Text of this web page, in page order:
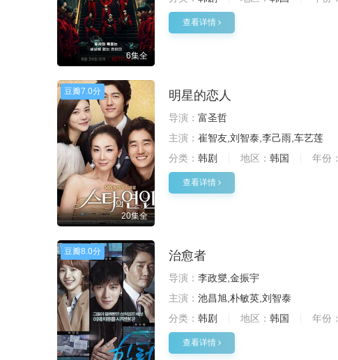
6集全
查看详情
豆瓣7.0分
20集全
明星的恋人
导演： 富圣哲
主演： 崔智友,刘智泰,李己雨,车艺莲
分类： 韩剧 地区： 韩国 年份：
查看详情
豆瓣8.0分 治愈者
导演： 李政燮,金振宇
主演： 池昌旭,朴敏英,刘智泰
分类： 韩剧 地区： 韩国 年份：
查看详情